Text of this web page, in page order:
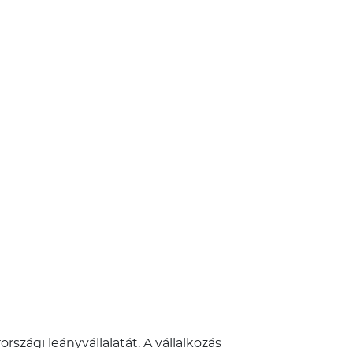
leányvállalatát. A vállalkozás